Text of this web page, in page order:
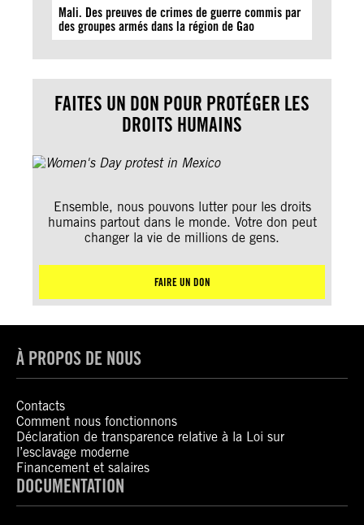
Mali. Des preuves de crimes de guerre commis par
des groupes armés dans la région de Gao
FAITES UN DON POUR PROTÉGER LES
DROITS HUMAINS
Ensemble, nous pouvons lutter pour les droits
humains partout dans le monde. Votre don peut
changer la vie de millions de gens.
FAIRE UN DON
À PROPOS DE NOUS
Contacts
Comment nous fonctionnons
Déclaration de transparence relative à la Loi sur
l’esclavage moderne
Financement et salaires
DOCUMENTATION